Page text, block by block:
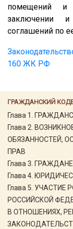
ГРАЖДАНСКИЙ
Глава 1.
Глава 2.
ОБЯЗАННОСТЕЙ,
ПРАВ
Глава 3.
Глава 4.
Глава 5.
РОССИЙСКОЙ
В ОТНОШЕНИЯХ,
помещений и
заключении
соглашений по
160 ЖК РФ